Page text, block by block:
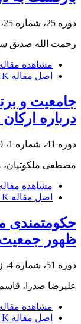
دوره 25، شماره 25، 1384
رحمت الله صدیق
مشاهده
اصل مقاله K
جامعیت و
درباره
دوره 41، شماره 1، 1390، صفحه
مصطفی ملکوتیان،
مشاهده
اصل مقاله K
حکومتمندی
ظهور جمعیت
دوره 51، شماره 4، زمستان 1400، صفحه
علیرضا صدرا،
مشاهده
اصل مقاله K